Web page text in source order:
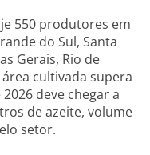
550 produtores em
do Sul, Santa
Gerais, Rio de
cultivada supera
deve chegar a
de azeite, volume
setor.